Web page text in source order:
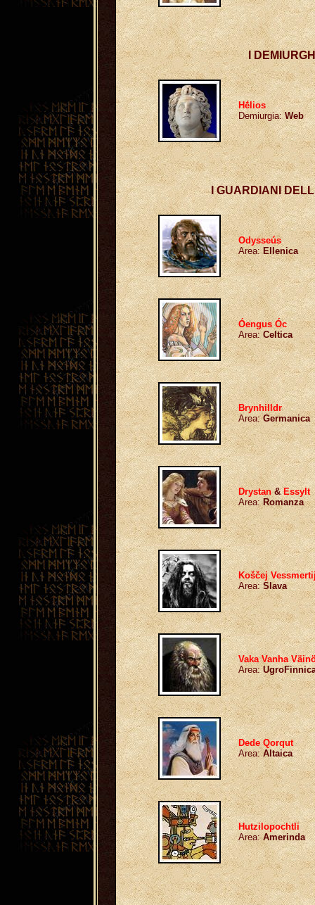
I
Hḗ lios
Demiurgia:Web
I GUARDIANI
Odysseús
Area:Ellenica
Óengus Óc
Area:Celtica
Brynhilldr
Area:Germanica
Drystan&Essylt
Area:Romanza
Koščej
Area:Slava
Vaka Vanha
Area:
Dede Qorqut
Area:Altaica
Hutzilopochtli
Area:Amerinda